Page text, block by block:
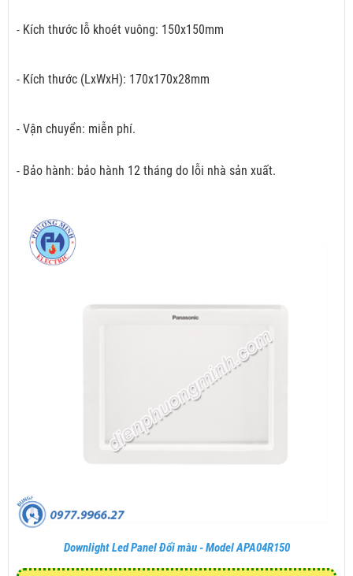
- Kích thước lỗ khoét vuông: 150x150mm
- Kích thước (LxWxH): 170x170x28mm
- Vận chuyển: miễn phí.
- Bảo hành: bảo hành 12 tháng do lỗi nhà sản xuất.
Downlight Led Panel Đổi màu - Model APA04R150